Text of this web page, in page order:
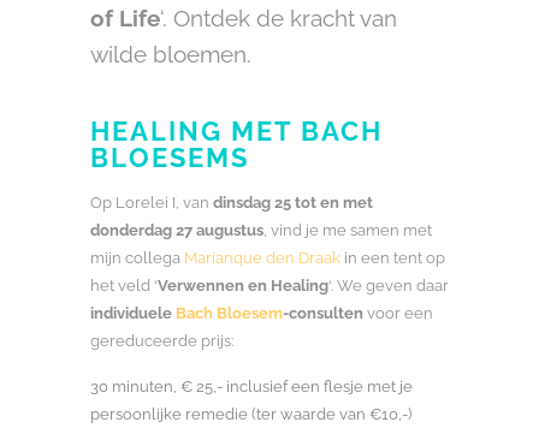
of Life‘. Ontdek de kracht van
wilde bloemen.
HEALING MET BACH
BLOESEMS
Op Lorelei I, van dinsdag 25 tot en met
donderdag 27 augustus , vind je me samen met
mijn collega Marianque den Draak in een tent op
het veld ‘Verwennen en Healing‘. We geven daar
individuele Bach Bloesem-consulten voor een
gereduceerde prijs:
30 minuten, € 25,- inclusief een flesje met je
persoonlijke remedie (ter waarde van €10,-)